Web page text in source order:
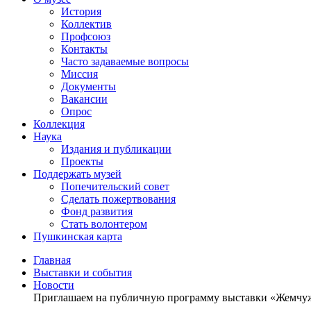
История
Коллектив
Профсоюз
Контакты
Часто задаваемые вопросы
Миссия
Документы
Вакансии
Опрос
Коллекция
Наука
Издания и публикации
Проекты
Поддержать музей
Попечительский совет
Сделать пожертвования
Фонд развития
Стать волонтером
Пушкинская карта
Главная
Выставки и события
Новости
Приглашаем на публичную программу выставки